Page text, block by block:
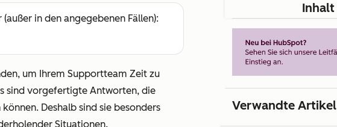
in den angegebenen Fällen):
um Ihrem Supportteam Zeit zu
sind vorgefertigte Antworten, die
Deshalb sind sie besonders
Situationen.
Inhalt
Verwandte Artikel